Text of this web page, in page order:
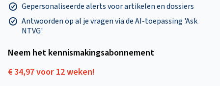
Gepersonaliseerde alerts voor artikelen en dossiers
Antwoorden op al je vragen via de AI-toepassing 'Ask
NTVG'
Neem het kennismakings­abonnement
€ 34,97 voor 12 weken!